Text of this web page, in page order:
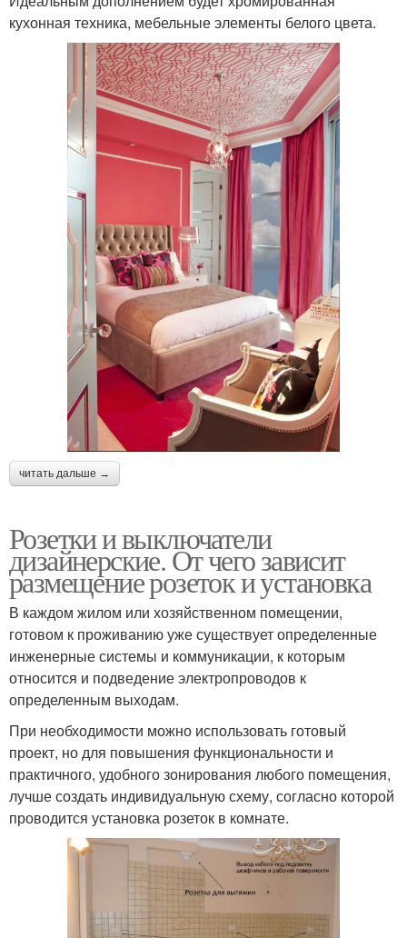
кухонная техника, мебельные элементы белого цвета.
читать дальше →
Розетки и выключатели
дизайнерские. От чего зависит
размещение розеток и установка
В каждом жилом или хозяйственном помещении,
готовом к проживанию уже существует определенные
инженерные системы и коммуникации, к которым
относится и подведение электропроводов к
определенным выходам.
При необходимости можно использовать готовый
проект, но для повышения функциональности и
практичного, удобного зонирования любого помещения,
лучше создать индивидуальную схему, согласно которой
проводится установка розеток в комнате.